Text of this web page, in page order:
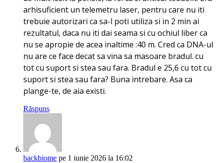
arhisuficient un telemetru laser, pentru care nu iti
trebuie autorizari ca sa-l poti utiliza si in 2 min ai
rezultatul, daca nu iti dai seama si cu ochiul liber ca
nu se apropie de acea inaltime :40 m. Cred ca DNA-ul
nu are ce face decat sa vina sa masoare bradul. cu
tot cu suport si stea sau fara. Bradul e 25,6 cu tot cu
suport si stea sau fara? Buna intrebare. Asa ca
plange-te, de aia existi.
Răspuns
backbiome pe 1 iunie 2026 la 16:02